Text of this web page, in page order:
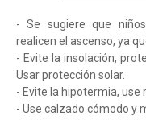
- Se sugiere que
realicen el ascenso, ya
- Evite la insolación,
Usar protección solar.
- Evite la hipotermia, use
- Use calzado cómodo y